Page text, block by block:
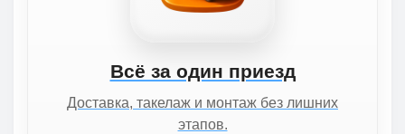
Всё за один приезд
Доставка, такелаж и монтаж без лишних
этапов.